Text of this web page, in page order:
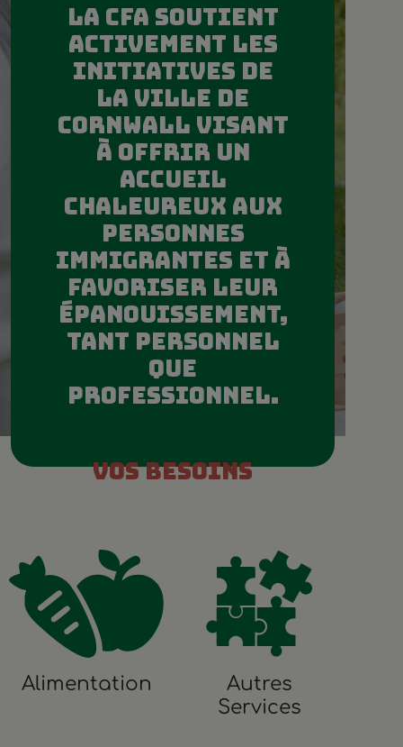
LA CFA SOUTIENT
ACTIVEMENT LES
INITIATIVES DE
LA VILLE DE
CORNWALL VISANT
À OFFRIR UN
ACCUEIL
CHALEUREUX AUX
PERSONNES
IMMIGRANTES ET À
FAVORISER LEUR
ÉPANOUISSEMENT,
TANT PERSONNEL
QUE
PROFESSIONNEL.
vos besoins
Alimentation
Autres
Services